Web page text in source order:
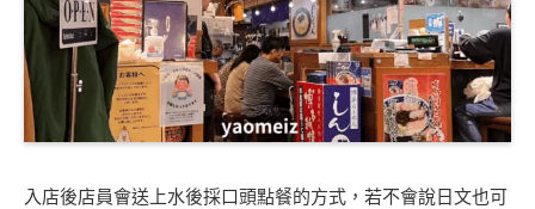
入店後店員會送上水後採口頭點餐的方式，︁若不會說日文也可